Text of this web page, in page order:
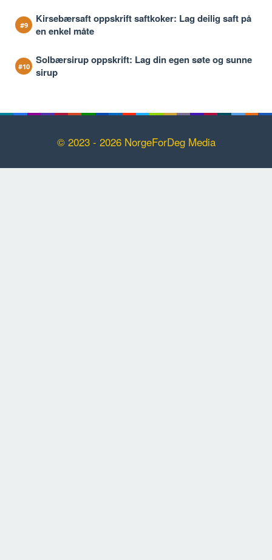
Kirsebærsaft oppskrift saftkoker: Lag deilig saft på
en enkel måte
Solbærsirup oppskrift: Lag din egen søte og sunne
sirup
© 2023 - 2026 NorgeForDeg Media